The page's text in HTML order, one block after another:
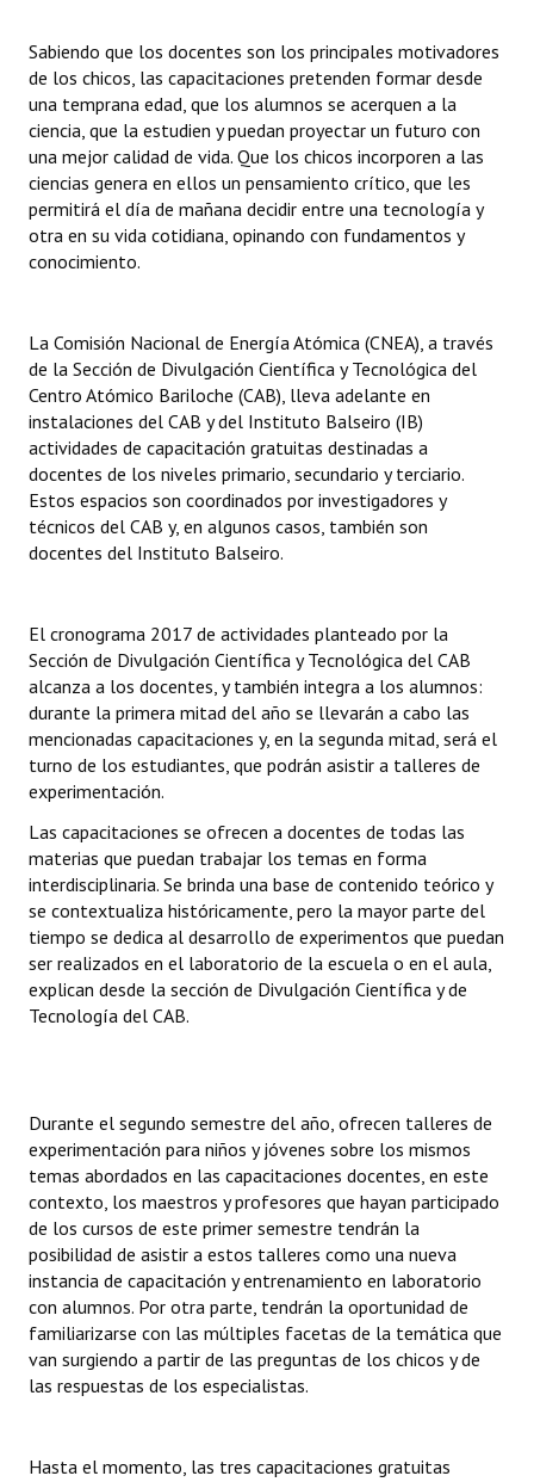
Bariloche, Municipio intercultural
Entrega de distinciones
REFORMA DE LA CARTA ORGÁNICA
Sabiendo que los docentes son los principales motivadores
de los chicos, las capacitaciones pretenden formar desde
una temprana edad, que los alumnos se acerquen a la
ciencia, que la estudien y puedan proyectar un futuro con
una mejor calidad de vida. Que los chicos incorporen a las
ciencias genera en ellos un pensamiento crítico, que les
permitirá el día de mañana decidir entre una tecnología y
otra en su vida cotidiana, opinando con fundamentos y
conocimiento.
La Comisión Nacional de Energía Atómica (CNEA), a través
de la Sección de Divulgación Científica y Tecnológica del
Centro Atómico Bariloche (CAB), lleva adelante en
instalaciones del CAB y del Instituto Balseiro (IB)
actividades de capacitación gratuitas destinadas a
docentes de los niveles primario, secundario y terciario.
Estos espacios son coordinados por investigadores y
técnicos del CAB y, en algunos casos, también son
docentes del Instituto Balseiro.
El cronograma 2017 de actividades planteado por la
Sección de Divulgación Científica y Tecnológica del CAB
alcanza a los docentes, y también integra a los alumnos:
durante la primera mitad del año se llevarán a cabo las
mencionadas capacitaciones y, en la segunda mitad, será el
turno de los estudiantes, que podrán asistir a talleres de
experimentación.
Las capacitaciones se ofrecen a docentes de todas las
materias que puedan trabajar los temas en forma
interdisciplinaria. Se brinda una base de contenido teórico y
se contextualiza históricamente, pero la mayor parte del
tiempo se dedica al desarrollo de experimentos que puedan
ser realizados en el laboratorio de la escuela o en el aula,
explican desde la sección de Divulgación Científica y de
Tecnología del CAB.
Durante el segundo semestre del año, ofrecen talleres de
experimentación para niños y jóvenes sobre los mismos
temas abordados en las capacitaciones docentes, en este
contexto, los maestros y profesores que hayan participado
de los cursos de este primer semestre tendrán la
posibilidad de asistir a estos talleres como una nueva
instancia de capacitación y entrenamiento en laboratorio
con alumnos. Por otra parte, tendrán la oportunidad de
familiarizarse con las múltiples facetas de la temática que
van surgiendo a partir de las preguntas de los chicos y de
las respuestas de los especialistas.
Hasta el momento, las tres capacitaciones gratuitas